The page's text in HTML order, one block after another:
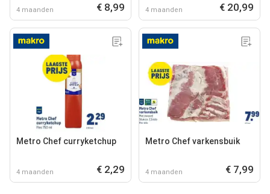
4 maanden € 8,99 4 maanden € 20,99
Metro Chef curryketchup
4 maanden € 2,29
Metro Chef varkensbuik
4 maanden € 7,99